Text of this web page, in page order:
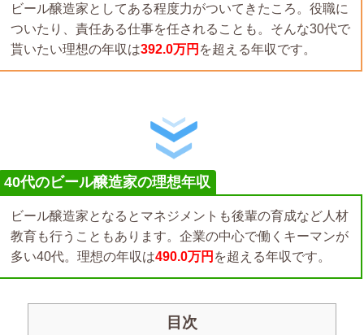
ビール醸造家としてある程度力がついてきたころ。役職に
ついたり、責任ある仕事を任されることも。そんな30代で
貰いたい理想の年収は392.0万円 を超える年収です。
40代のビール醸造家の理想年収
ビール醸造家となるとマネジメントも後輩の育成など人材
教育も行うこともあります。企業の中心で働くキーマンが
多い40代。理想の年収は490.0万円 を超える年収です。
目次